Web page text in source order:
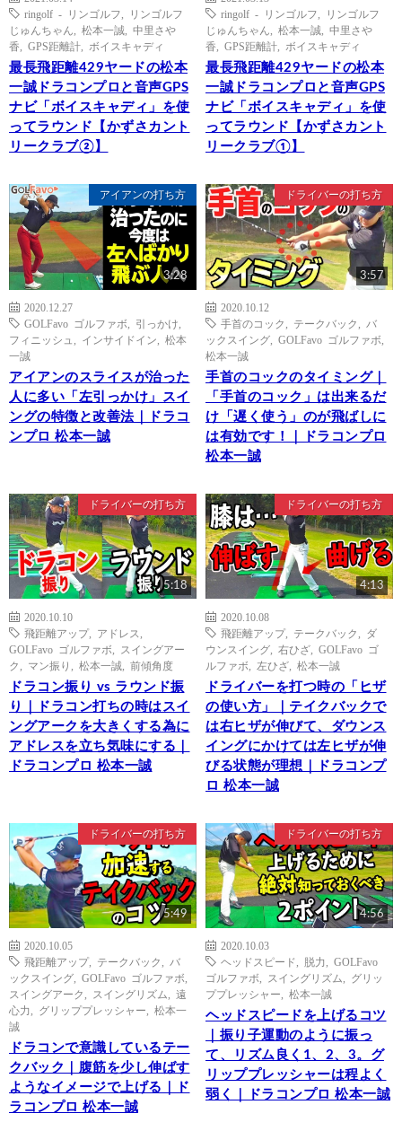
ringolf - リンゴルフ
リンゴルフ
じゅんちゃん
松本一誠
中里さや
香
GPS距離計 ボイスキャディ
最長飛距離429ヤードの松本
一誠ドラコンプロと音声GPS
ナビ「ボイスキャディ」を使
ってラウンド【かずさカント
リークラブ②】
ringolf - リンゴルフ
リンゴルフ
じゅんちゃん
松本一誠
中里さや
香
GPS距離計 ボイスキャディ
最長飛距離429ヤードの松本
一誠ドラコンプロと音声GPS
ナビ「ボイスキャディ」を使
ってラウンド【かずさカント
リークラブ①】
アイアンの打ち方
3:28
2020.12.27
GOLFavo ゴルファボ
引っかけ
フィニッシュ
インサイドイン
松本
一誠
アイアンのスライスが治った
人に多い「左引っかけ」スイ
ングの特徴と改善法｜ドラコ
ンプロ 松本一誠
ドライバーの打ち方
3:57
2020.10.12
手首のコック
テークバック
バ
ックスイング
GOLFavo ゴルファボ
松本一誠
手首のコックのタイミング｜
「手首のコック」は出来るだ
け「遅く使う」のが飛ばしに
は有効です！｜ドラコンプロ
松本一誠
ドライバーの打ち方
5:18
2020.10.10
飛距離アップ, アドレス
GOLFavo ゴルファボ
スイングアー
ク
マン振り 松本一誠 前傾角度
ドラコン振り vs ラウンド振
り｜ドラコン打ちの時はスイ
ングアークを大きくする為に
アドレスを立ち気味にする｜
ドラコンプロ 松本一誠
ドライバーの打ち方
4:13
2020.10.08
飛距離アップ, テークバック
ダ
ウンスイング
右ひざ
GOLFavo ゴ
ルファボ
左ひざ 松本一誠
ドライバーを打つ時の「ヒザ
の使い方」｜テイクバックで
は右ヒザが伸びて、ダウンス
イングにかけては左ヒザが伸
びる状態が理想｜ドラコンプ
ロ 松本一誠
ドライバーの打ち方
5:49
2020.10.05
飛距離アップ, テークバック
バ
ックスイング
GOLFavo ゴルファボ
スイングアーク
スイングリズム
遠
心力
グリッププレッシャー
松本一
誠
ドラコンで意識しているテー
クバック｜腹筋を少し伸ばす
ようなイメージで上げる｜ド
ラコンプロ 松本一誠
ドライバーの打ち方
4:56
2020.10.03
ヘッドスピード
脱力
GOLFavo
ゴルファボ
スイングリズム
グリッ
ププレッシャー
松本一誠
ヘッドスピードを上げるコツ
｜振り子運動のように振っ
て、リズム良く1、2、3。グ
リッププレッシャーは程よく
弱く｜ドラコンプロ 松本一誠